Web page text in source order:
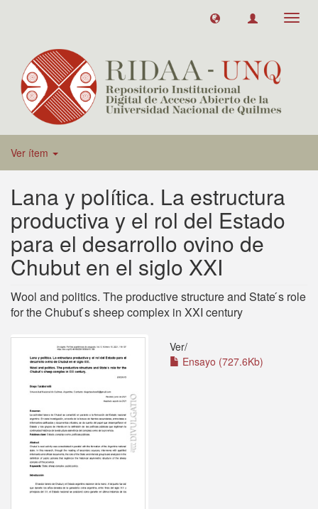
Ver ítem
Lana y política. La estructura
productiva y el rol del Estado
para el desarrollo ovino de
Chubut en el siglo XXI
Wool and politics. The productive structure and State ́s role
for the Chubut ́s sheep complex in XXI century
Ver/
Ensayo (727.6Kb)